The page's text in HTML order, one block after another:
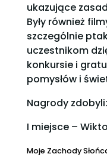
ukazujące
Były również
szczególnie
uczestnikom
konkursie i
pomysłów i
Nagrody zdobyli:
I miejsce –
Moje Zachody